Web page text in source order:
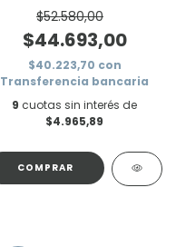
$52.580,00
$44.693,00
$40.223,70 con
Transferencia bancaria
9 cuotas sin interés de
$4.965,89
COMPRAR